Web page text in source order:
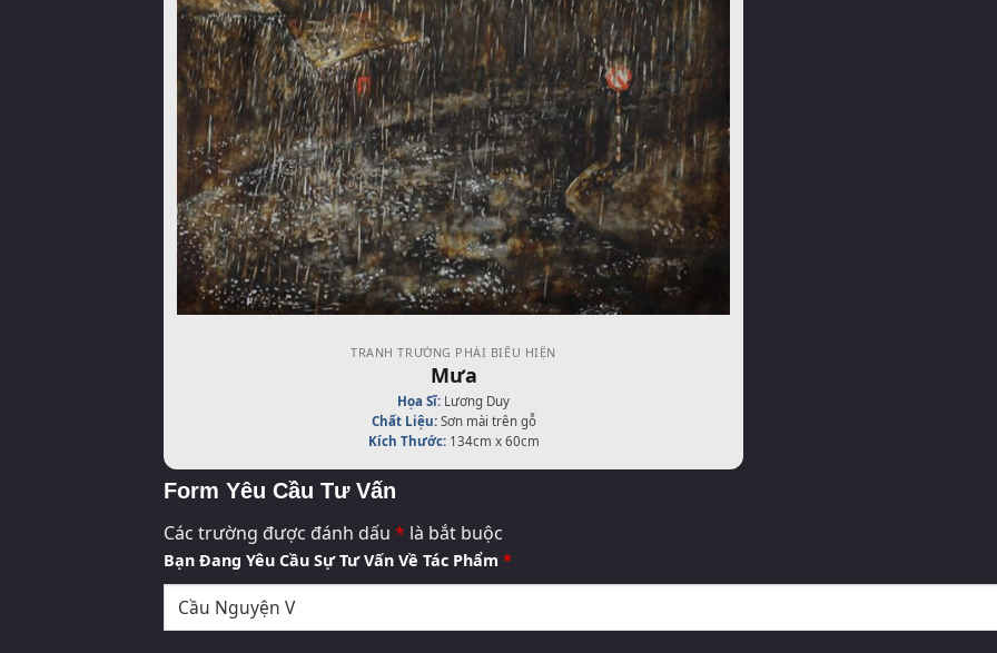
TRANH TRƯỜNG PHÁI BIỂU HIỆN
Mưa
Họa Sĩ: Lương Duy
Chất Liệu:Sơn mài trên gỗ
Kích Thước:134cm x 60cm
Form Yêu Cầu Tư Vấn
Các trường được đánh dấu * là bắt buộc
Bạn Đang Yêu Cầu Sự Tư Vấn Về Tác Phẩm *